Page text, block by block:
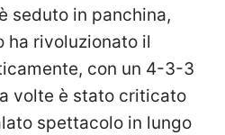
seduto in panchina,
ha rivoluzionato il
con un 4-3-3
volte è stato criticato
spettacolo in lungo